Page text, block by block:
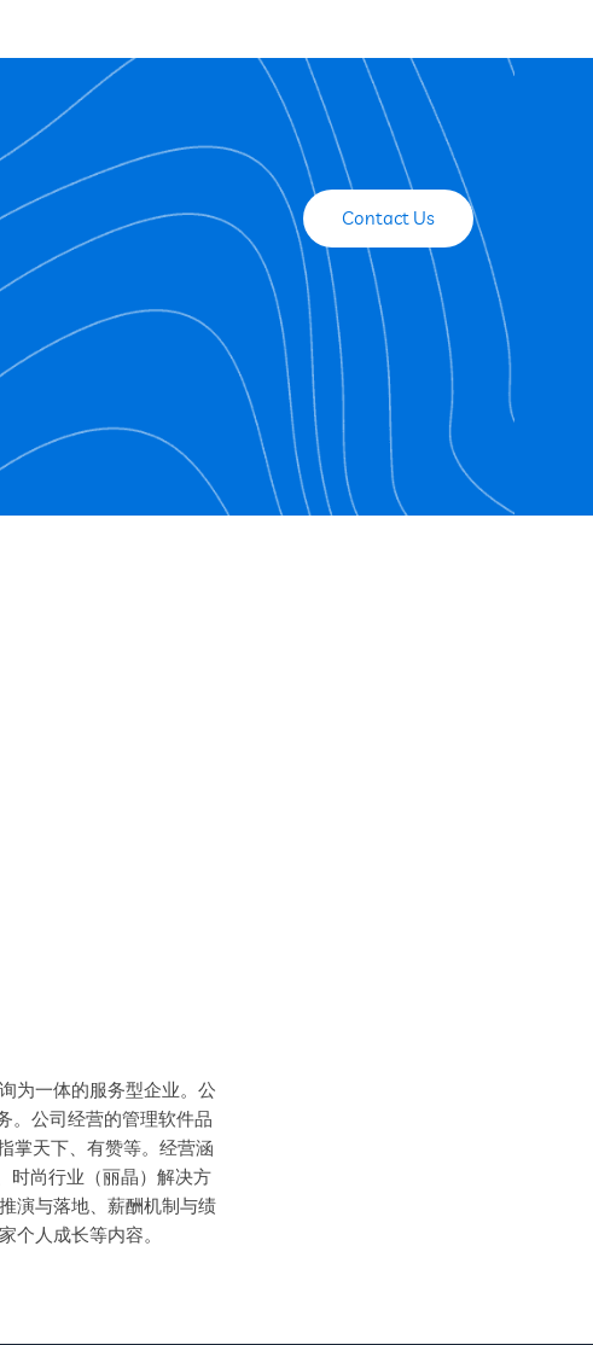
Contact Us
为一体的服务型企业。公
。公司经营的管理软件品
掌天下、有赞等。经营涵
时尚行业（丽晶）解决方
演与落地、薪酬机制与绩
个人成长等内容。